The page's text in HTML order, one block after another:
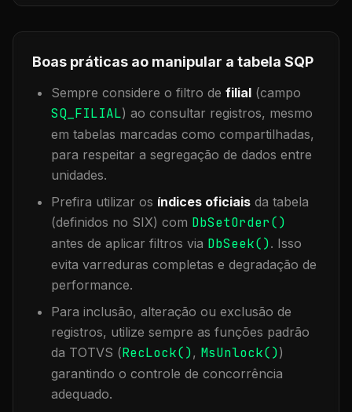
Boas práticas ao manipular a tabela SQP
Sempre considere o filtro de filial (campo
SQ_FILIAL) ao consultar registros, mesmo
em tabelas marcadas como compartilhadas,
para respeitar a segregação de dados entre
unidades.
Prefira utilizar os índices oficiais da tabela
(definidos no SIX) com DbSetOrder()
antes de aplicar filtros via DbSeek(). Isso
evita varreduras completas e degradação de
performance.
Para inclusão, alteração ou exclusão de
registros, utilize sempre as funções padrão
da TOTVS (RecLock(), MsUnlock())
garantindo o controle de concorrência
adequado.